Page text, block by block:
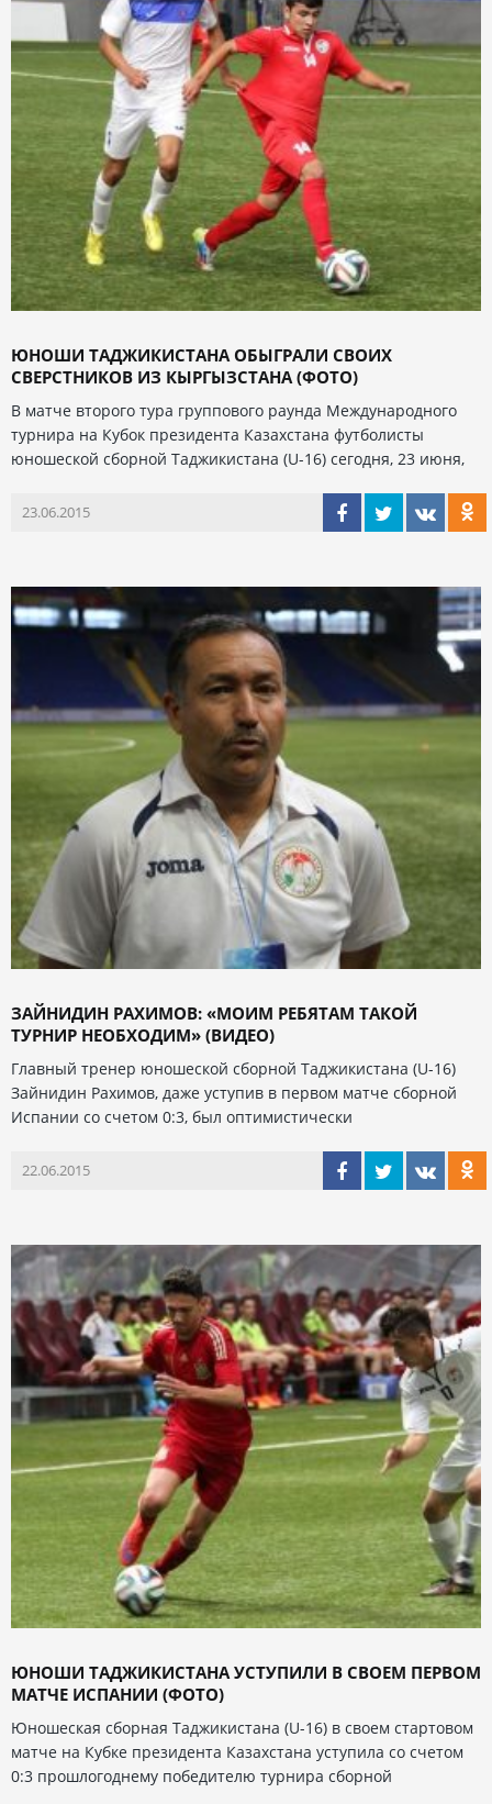
ЮНОШИ ТАДЖИКИСТАНА ОБЫГРАЛИ СВОИХ
СВЕРСТНИКОВ ИЗ КЫРГЫЗСТАНА (ФОТО)
В матче второго тура группового раунда Международного
турнира на Кубок президента Казахстана футболисты
юношеской сборной Таджикистана (U-16) сегодня, 23 июня,
23.06.2015
ЗАЙНИДИН РАХИМОВ: «МОИМ РЕБЯТАМ ТАКОЙ
ТУРНИР НЕОБХОДИМ» (ВИДЕО)
Главный тренер юношеской сборной Таджикистана (U-16)
Зайнидин Рахимов, даже уступив в первом матче сборной
Испании со счетом 0:3, был оптимистически
22.06.2015
ЮНОШИ ТАДЖИКИСТАНА УСТУПИЛИ В СВОЕМ ПЕРВОМ
МАТЧЕ ИСПАНИИ (ФОТО)
Юношеская сборная Таджикистана (U-16) в своем стартовом
матче на Кубке президента Казахстана уступила со счетом
0:3 прошлогоднему победителю турнира сборной